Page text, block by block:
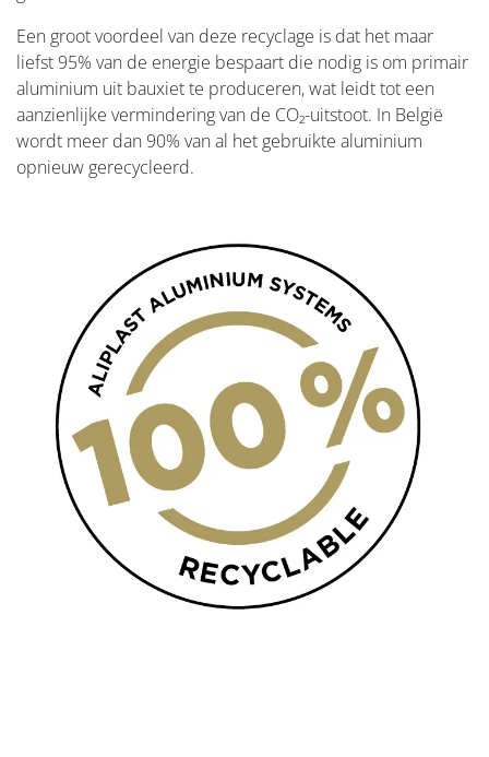
Een groot voordeel van deze recyclage is dat het maar
liefst 95% van de energie bespaart die nodig is om primair
aluminium uit bauxiet te produceren, wat leidt tot een
aanzienlijke vermindering van de CO₂-uitstoot. In België
wordt meer dan 90% van al het gebruikte aluminium
opnieuw gerecycleerd.